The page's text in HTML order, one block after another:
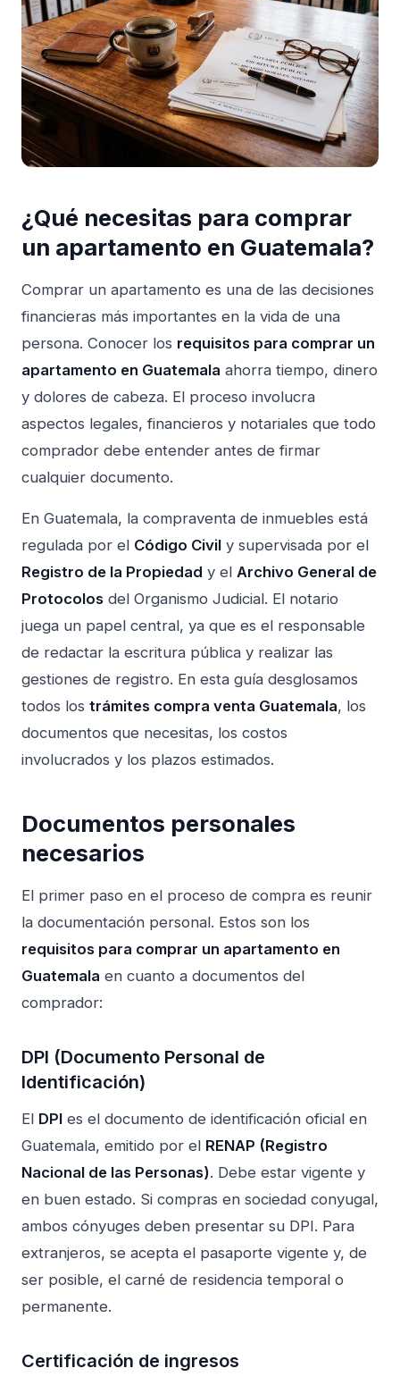
¿Qué necesitas para comprar
un apartamento en Guatemala?
Comprar un apartamento es una de las decisiones
financieras más importantes en la vida de una
persona. Conocer los requisitos para comprar un
apartamento en Guatemala ahorra tiempo, dinero
y dolores de cabeza. El proceso involucra
aspectos legales, financieros y notariales que todo
comprador debe entender antes de firmar
cualquier documento.
En Guatemala, la compraventa de inmuebles está
regulada por el Código Civil y supervisada por el
Registro de la Propiedad y el Archivo General de
Protocolos del Organismo Judicial. El notario
juega un papel central, ya que es el responsable
de redactar la escritura pública y realizar las
gestiones de registro. En esta guía desglosamos
todos los trámites compra venta Guatemala, los
documentos que necesitas, los costos
involucrados y los plazos estimados.
Documentos personales
necesarios
El primer paso en el proceso de compra es reunir
la documentación personal. Estos son los
requisitos para comprar un apartamento en
Guatemala en cuanto a documentos del
comprador:
DPI (Documento Personal de
Identificación)
El DPI es el documento de identificación oficial en
Guatemala, emitido por el RENAP (Registro
Nacional de las Personas). Debe estar vigente y
en buen estado. Si compras en sociedad conyugal,
ambos cónyuges deben presentar su DPI. Para
extranjeros, se acepta el pasaporte vigente y, de
ser posible, el carné de residencia temporal o
permanente.
Certificación de ingresos